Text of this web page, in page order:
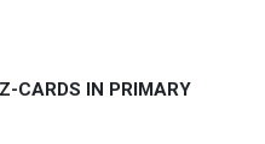
CARDS IN PRIMARY